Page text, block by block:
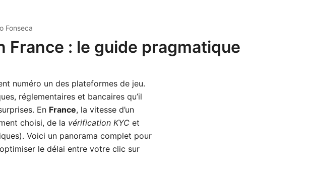
Fonseca
: le guide pragmatique
numéro un des plateformes de jeu.
réglementaires et bancaires qu’il
En France, la vitesse d’un
choisi, de la vérification KYC et
Voici un panorama complet pour
le délai entre votre clic sur